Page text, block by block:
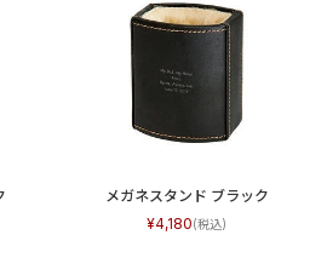
メガネスタンド ブラック
4,180